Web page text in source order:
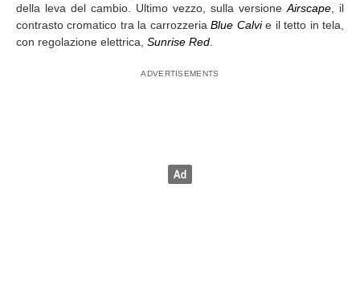
della leva del cambio. Ultimo vezzo, sulla versione Airscape , il
contrasto cromatico tra la carrozzeriaBlue Calvie il tetto in tela,
con regolazione elettrica, Sunrise Red